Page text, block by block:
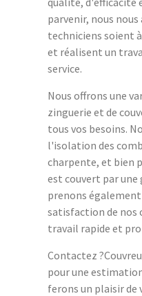
parvenir, nous nous
techniciens soient
et réalisent un
service.
Nous offrons une
zinguerie et de
tous vos besoins.
l'isolation des
charpente, et bien
est couvert par une
prenons
satisfaction de nos
travail rapide et
Contactez
pour une
ferons un plaisir de